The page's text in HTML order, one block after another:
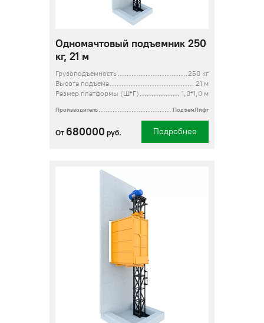
Одномачтовый подъемник 250
кг, 21 м
Грузоподъемность
250 кг
Высота подъема
21 м
Размер платформы (Ш*Г)
1,0*1,0 м
Производитель ПодъемЛифт
От 680000 руб. Подробнее